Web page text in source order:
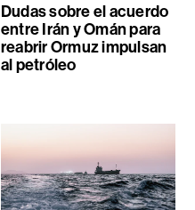
Dudas sobre el acuerdo
entre Irán y Omán para
reabrir Ormuz impulsan
al petróleo